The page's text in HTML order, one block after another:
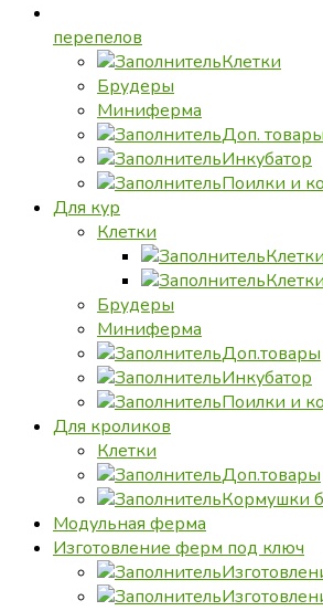
перепелов
Клетки
Брудеры
Миниферма
Доп. товары
Инкубатор
Поилки и
Для кур
Клетки
Брудеры
Миниферма
Доп.товары
Инкубатор
Поилки и
Для кроликов
Клетки
Доп.товары
Кормушки
Модульная ферма
Изготовление ферм под ключ